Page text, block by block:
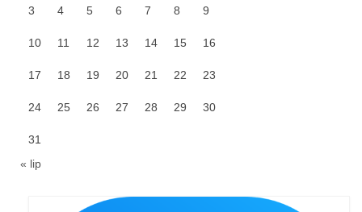
3 4 5 6 7 8 9
10 11 12 13 14 15 16
17 18 19 20 21 22 23
24 25 26 27 28 29 30
31
« lip